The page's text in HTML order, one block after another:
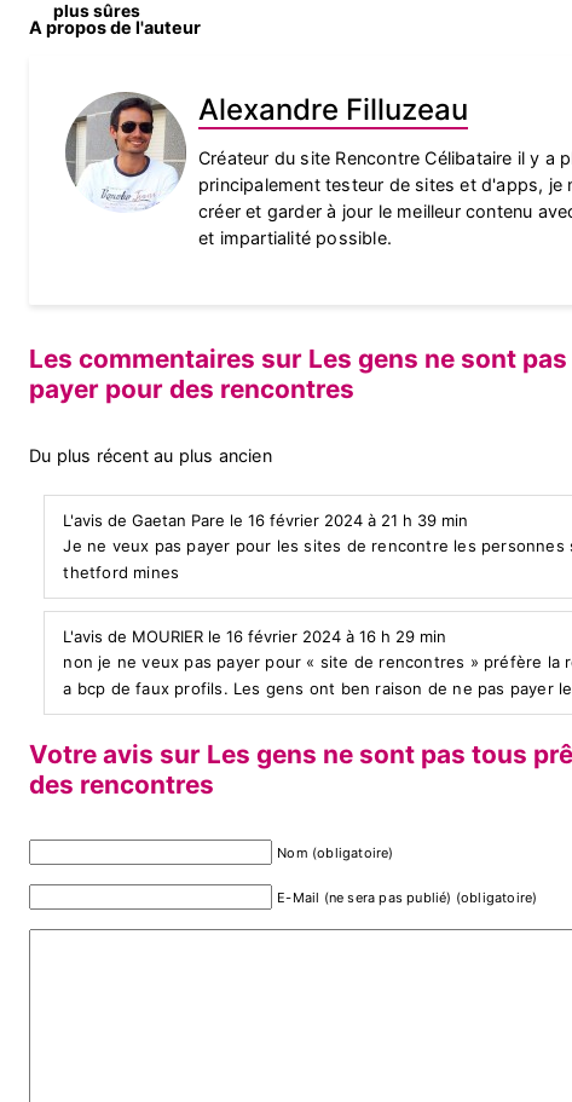
plus sûres
A propos de l'auteur
Alexandre Filluzeau
Créateur du site Rencontre Célibataire il y a
principalement testeur de sites et d'apps, je
créer et garder à jour le meilleur contenu
et impartialité possible.
Les commentaires sur Les gens ne sont
payer pour des rencontres
Du plus récent au plus ancien
L'avis de Gaetan Pare le 16 février 2024 à 21 h 39 min
Je ne veux pas payer pour les sites de rencontre les personnes
thetford mines
L'avis de MOURIER le 16 février 2024 à 16 h 29 min
non je ne veux pas payer pour « site de rencontres » préfère la
a bcp de faux profils. Les gens ont ben raison de ne pas payer
Votre avis sur Les gens ne sont pas tous
des rencontres
Nom (obligatoire)
E-Mail (ne sera pas publié) (obligatoire)